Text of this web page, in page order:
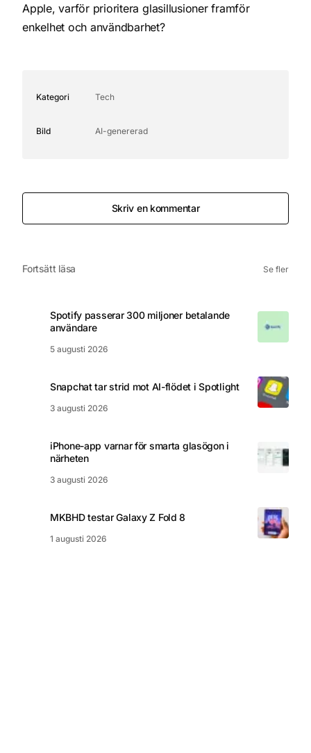
Apple, varför prioritera glasillusioner framför
enkelhet och användbarhet?
Kategori Tech
Bild AI-genererad
Skriv en kommentar
Fortsätt läsa Se fler
Spotify passerar 300 miljoner betalande
användare
5 augusti 2026
Snapchat tar strid mot AI-flödet i Spotlight
3 augusti 2026
iPhone-app varnar för smarta glasögon i
närheten
3 augusti 2026
MKBHD testar Galaxy Z Fold 8
1 augusti 2026